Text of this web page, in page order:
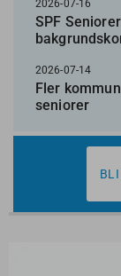
2026-07-16
SPF
2026-07-14
Fler
seniorer